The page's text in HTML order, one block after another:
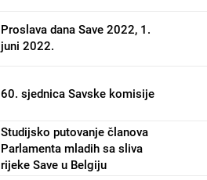
Proslava dana Save 2022, 1.
juni 2022.
60. sjednica Savske komisije
Studijsko putovanje članova
Parlamenta mladih sa sliva
rijeke Save u Belgiju